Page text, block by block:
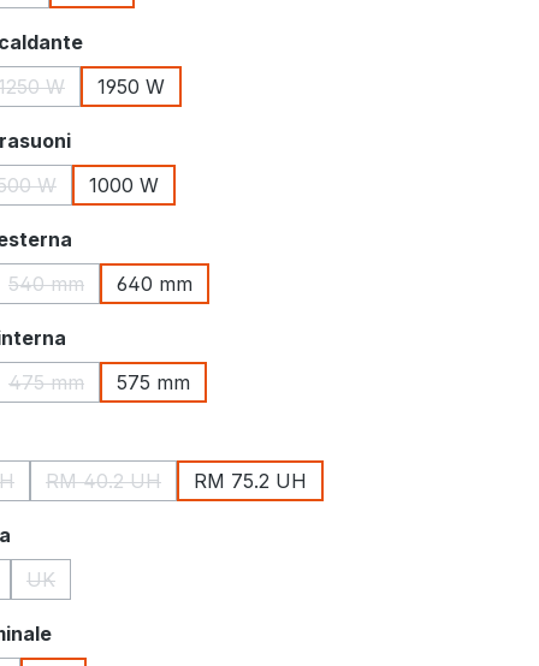
non è al momento disponibile.)
W
(Questa opzione non è al momento disponibile.)
1950 W
non è al momento disponibile.)
W
(Questa opzione non è al momento disponibile.)
1000 W
opzione non è al momento disponibile.)
540 mm
(Questa opzione non è al momento disponibile.)
640 mm
opzione non è al momento disponibile.)
475 mm
(Questa opzione non è al momento disponibile.)
575 mm
opzione non è al momento disponibile.)
RM 40.2 UH
(Questa opzione non è al momento disponibile.)
RM 75.2 UH
opzione non è al momento disponibile.)
UK
(Questa opzione non è al momento disponibile.)